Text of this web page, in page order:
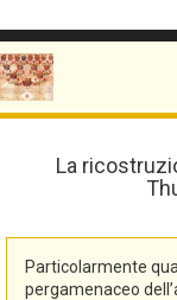
La
Particolarmente
pergamenaceo